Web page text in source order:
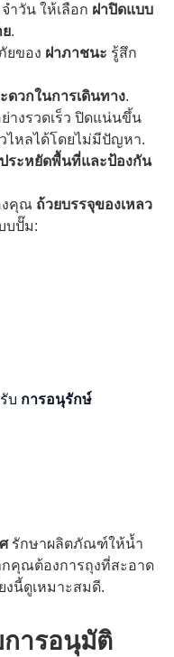
ำวัน ให้เลือก ฝาปิดแบบ
ย.
ยของ ฝาภาชนะ รู้สึก
ดวกในการเดินทาง.
างรวดเร็ว ปิดแน่นขึ้น
ไหลได้โดยไม่มีปัญหา.
ระหยัดพื้นที่และป้องกัน
งคุณ ถ้วยบรรจุของเหลว
บปั๊ม:
บ การอนุรักษ์
รักษาผลิตภัณฑ์ให้น้ำ
คุณต้องการถุงที่สะอาด
งนี้ดูเหมาะสมดี.
ารอนุมัติ